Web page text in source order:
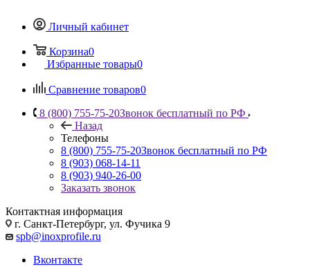
Личный кабинет
Корзина0
Избранные товары0
Сравнение товаров0
8 (800) 755-75-20Звонок бесплатный по РФ
Назад
Телефоны
8 (800) 755-75-20Звонок бесплатный по РФ
8 (903) 068-14-11
8 (903) 940-26-00
Заказать звонок
Контактная информация
г. Санкт-Петербург, ул. Фучика 9
spb@inoxprofile.ru
Вконтакте